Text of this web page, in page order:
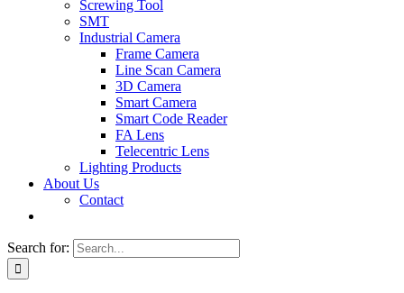
Screwing Tool
SMT
Industrial Camera
Frame Camera
Line Scan Camera
3D Camera
Smart Camera
Smart Code Reader
FA Lens
Telecentric Lens
Lighting Products
About Us
Contact
Search for: